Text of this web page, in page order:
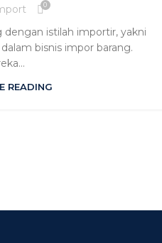
0
dengan istilah importir, yakni
bisnis impor barang.
READING